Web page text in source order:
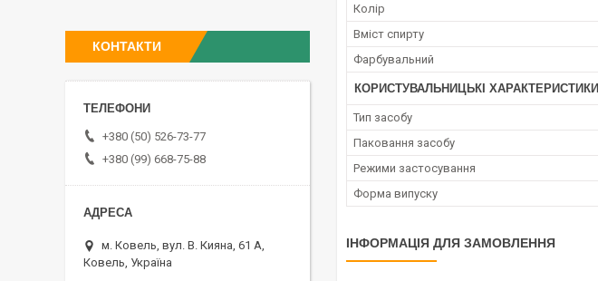
Колір
Вміст спирту
Фарбувальний
КОРИСТУВАЛЬНИЦЬКІ ХАРАКТЕРИСТИКИ
Тип засобу
Паковання засобу
Режими застосування
Форма випуску
ІНФОРМАЦІЯ ДЛЯ ЗАМОВЛЕННЯ
КОНТАКТИ
+380 (50) 526-73-77
+380 (99) 668-75-88
м. Ковель, вул. В. Кияна, 61 А,
Ковель, Україна